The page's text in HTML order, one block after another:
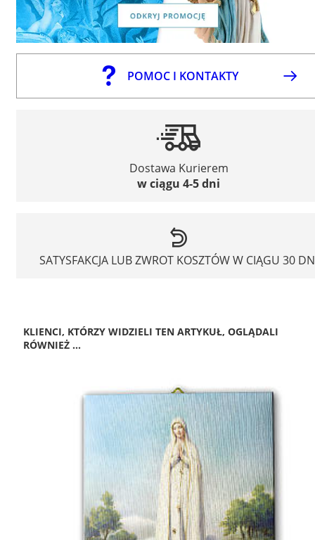
POMOC I KONTAKTY
Dostawa Kurierem
w ciągu 4-5 dni
SATYSFAKCJA LUB ZWROT KOSZTÓW W CIĄGU 30
KLIENCI, KTÓRZY WIDZIELI TEN ARTYKUŁ, OGLĄDALI
RÓWNIEŻ ...